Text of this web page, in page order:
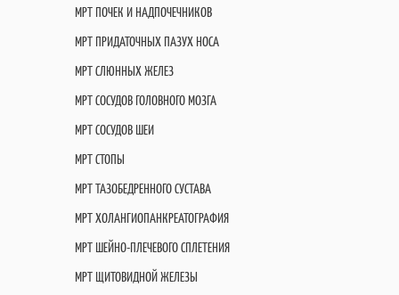
МРТ ПОЧЕК И НАДПОЧЕЧНИКОВ
МРТ ПРИДАТОЧНЫХ ПАЗУХ НОСА
МРТ СЛЮННЫХ ЖЕЛЕЗ
МРТ СОСУДОВ ГОЛОВНОГО МОЗГА
МРТ СОСУДОВ ШЕИ
МРТ СТОПЫ
МРТ ТАЗОБЕДРЕННОГО СУСТАВА
МРТ ХОЛАНГИОПАНКРЕАТОГРАФИЯ
МРТ ШЕЙНО-ПЛЕЧЕВОГО СПЛЕТЕНИЯ
МРТ ЩИТОВИДНОЙ ЖЕЛЕЗЫ